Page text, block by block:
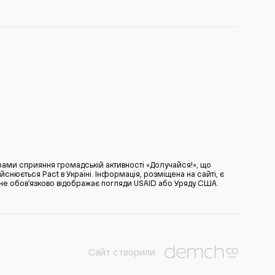
сприяння громадській активності «Долучайся!», що
Pact в Україні. Інформація, розміщена на сайті, є
обов’язково відображає погляди USAID або Уряду США.
Сайт створили